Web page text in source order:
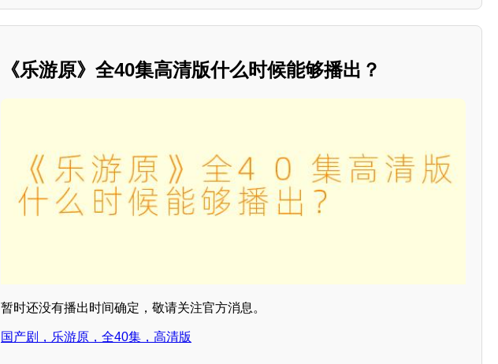
《乐游原》全40集高清版什么时候能够播出？
暂时还没有播出时间确定，敬请关注官方消息。
国产剧，乐游原，全40集，高清版